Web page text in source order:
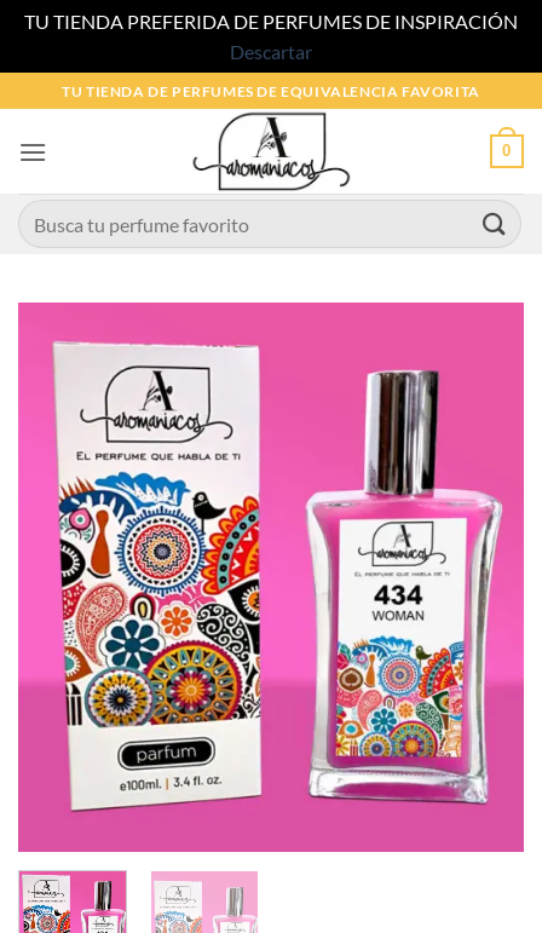
TU TIENDA PREFERIDA DE PERFUMES DE INSPIRACIÓN
Descartar
al
contenido
TU TIENDA DE PERFUMES DE EQUIVALENCIA FAVORITA
0
Buscar
por: